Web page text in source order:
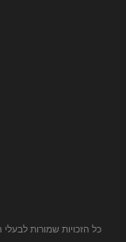
כל הזכויות שמורות